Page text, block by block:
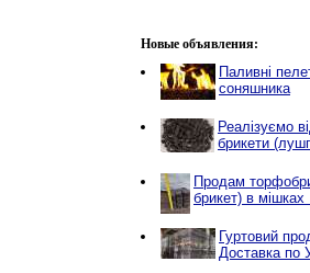
Новые объявления:
Паливні
соняшника
Реалізуємо
брикети
Продам
брикет) в мішках
Гуртовий
Доставка по